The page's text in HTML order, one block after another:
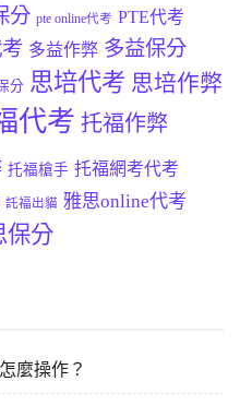
分 pte online代考 PTE代考
多益作弊 多益保分
分 思培代考 思培作弊
代考 托福作弊
托福槍手 托福網考代考
託福出貓 雅思online代考
保分
麼操作？